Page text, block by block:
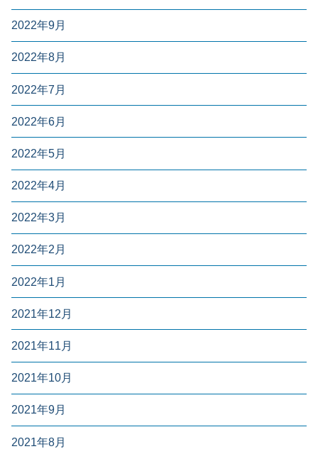
2022年9月
2022年8月
2022年7月
2022年6月
2022年5月
2022年4月
2022年3月
2022年2月
2022年1月
2021年12月
2021年11月
2021年10月
2021年9月
2021年8月